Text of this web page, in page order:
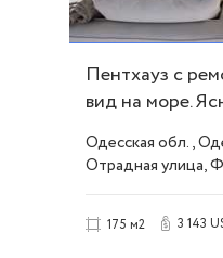
Пентхауз с
вид на море.
Французский б
Одесская обл.,
Отрадная улица,
175 м2 3 143